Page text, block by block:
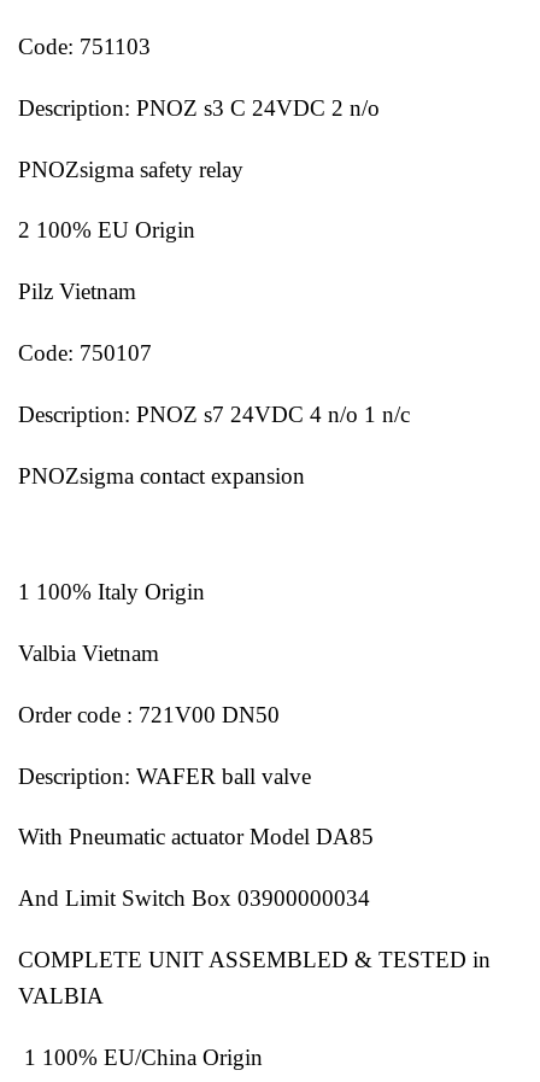
Code: 751103
Description: PNOZ s3 C 24VDC 2 n/o
PNOZsigma safety relay
2 100% EU Origin
Pilz Vietnam
Code: 750107
Description: PNOZ s7 24VDC 4 n/o 1 n/c
PNOZsigma contact expansion
1 100% Italy Origin
Valbia Vietnam
Order code : 721V00 DN50
Description: WAFER ball valve
With Pneumatic actuator Model DA85
And Limit Switch Box 03900000034
COMPLETE UNIT ASSEMBLED & TESTED in
VALBIA
1 100% EU/China Origin